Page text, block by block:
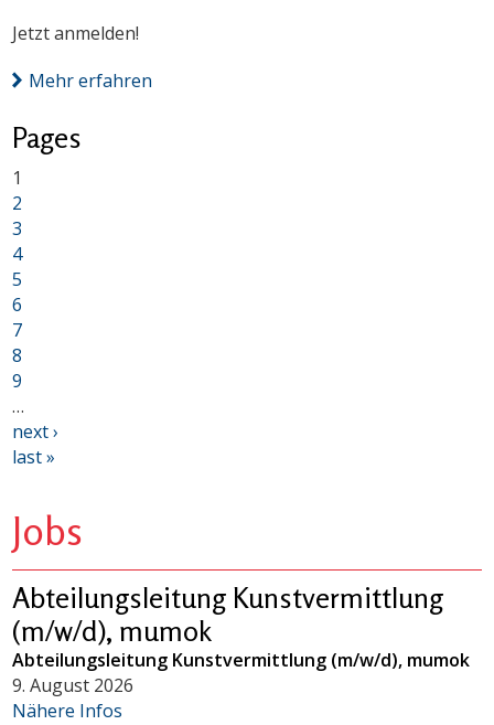
Jetzt anmelden!
Mehr erfahren
Pages
1
2
3
4
5
6
7
8
9
…
next ›
last »
Jobs
Abteilungsleitung Kunstvermittlung
(m/w/d), mumok
Abteilungsleitung Kunstvermittlung (m/w/d), mumok
9. August 2026
Nähere Infos